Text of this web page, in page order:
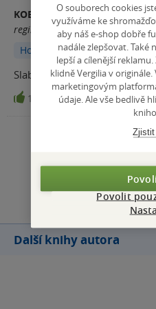
KOBLIZEKXOXO
registrovaný uživatel
Hodnoceno z aplikace
Slabší, ale pořád dobré
12
Zobrazit
Další knihy autora
O souborech cookies
využíváme ke
aby náš e-shop dobře
nadále zlepšovat. Také
lepší a cílenější
klidně Vergilia v
marketingovým
údaje. Ale vše bedlivě
Povolit